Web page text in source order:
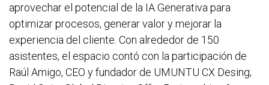
aprovechar el potencial de la IA Generativa para
optimizar procesos, generar valor y mejorar la
experiencia del cliente. Con alrededor de 150
asistentes, el espacio contó con la participación de
Raúl Amigo, CEO y fundador de UMUNTU CX Desing;